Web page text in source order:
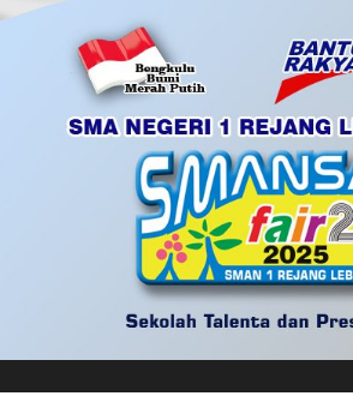
Skip
SMA NEGERI 1 REJANG LEBONG